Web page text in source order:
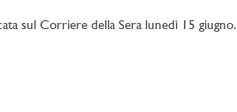
sul Corriere della Sera lunedì 15 giugno.